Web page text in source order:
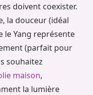
doivent coexister.
la douceur (idéal
le Yang représente
(parfait pour
souhaitez
maison,
la lumière